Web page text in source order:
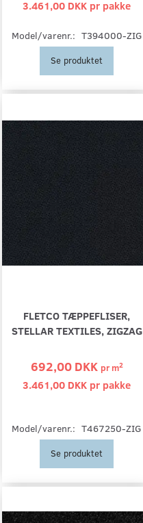
3.461,00 DKK pr pakke
Model/varenr.: T394000-ZIG
Se produktet
FLETCO TÆPPEFLISER,
STELLAR TEXTILES, ZIGZAG
692,00 DKK prm2
3.461,00 DKK pr pakke
Model/varenr.: T467250-ZIG
Se produktet